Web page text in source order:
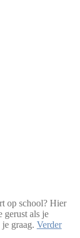
op school? Hier
gerust als je
graag. Verder